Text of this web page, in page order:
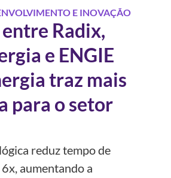
E INOVAÇÃO
Radix,
e ENGIE
traz mais
para o setor
reduz tempo de
aumentando a